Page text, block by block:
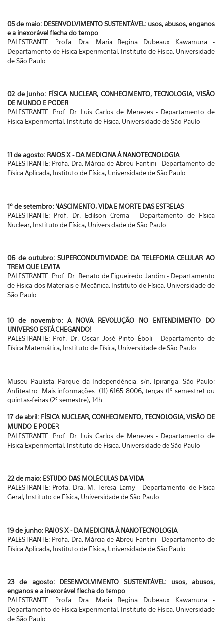
05 de maio: DESENVOLVIMENTO SUSTENTÁVEL: usos, abusos, enganos
e a inexorável flecha do tempo
PALESTRANTE: Profa. Dra. Maria Regina Dubeaux Kawamura -
Departamento de Física Experimental, Instituto de Física, Universidade
de São Paulo.
02 de junho: FÍSICA NUCLEAR, CONHECIMENTO, TECNOLOGIA, VISÃO
DE MUNDO E PODER
PALESTRANTE: Prof. Dr. Luis Carlos de Menezes - Departamento de
Física Experimental, Instituto de Física, Universidade de São Paulo
11 de agosto: RAIOS X - DA MEDICINA À NANOTECNOLOGIA
PALESTRANTE: Profa. Dra. Márcia de Abreu Fantini - Departamento de
Física Aplicada, Instituto de Física, Universidade de São Paulo
1º de setembro: NASCIMENTO, VIDA E MORTE DAS ESTRELAS
PALESTRANTE: Prof. Dr. Edilson Crema - Departamento de Física
Nuclear, Instituto de Física, Universidade de São Paulo
06 de outubro: SUPERCONDUTIVIDADE: DA TELEFONIA CELULAR AO
TREM QUE LEVITA
PALESTRANTE: Prof. Dr. Renato de Figueiredo Jardim - Departamento
de Física dos Materiais e Mecânica, Instituto de Física, Universidade de
São Paulo
10 de novembro: A NOVA REVOLUÇÃO NO ENTENDIMENTO DO
UNIVERSO ESTÁ CHEGANDO!
PALESTRANTE: Prof. Dr. Oscar José Pinto Éboli - Departamento de
Física Matemática, Instituto de Física, Universidade de São Paulo
Museu Paulista, Parque da Independência, s/n, Ipiranga, São Paulo;
Anfiteatro. Mais informações: (11) 6165 8006; terças (1º semestre) ou
quintas-feiras (2º semestre), 14h.
17 de abril: FÍSICA NUCLEAR, CONHECIMENTO, TECNOLOGIA, VISÃO DE
MUNDO E PODER
PALESTRANTE: Prof. Dr. Luis Carlos de Menezes - Departamento de
Física Experimental, Instituto de Física, Universidade de São Paulo
22 de maio: ESTUDO DAS MOLÉCULAS DA VIDA
PALESTRANTE: Profa. Dra. M. Teresa Lamy - Departamento de Física
Geral, Instituto de Física, Universidade de São Paulo
19 de junho: RAIOS X - DA MEDICINA À NANOTECNOLOGIA
PALESTRANTE: Profa. Dra. Márcia de Abreu Fantini - Departamento de
Física Aplicada, Instituto de Física, Universidade de São Paulo
23 de agosto: DESENVOLVIMENTO SUSTENTÁVEL: usos, abusos,
enganos e a inexorável flecha do tempo
PALESTRANTE: Profa. Dra. Maria Regina Dubeaux Kawamura -
Departamento de Física Experimental, Instituto de Física, Universidade
de São Paulo.